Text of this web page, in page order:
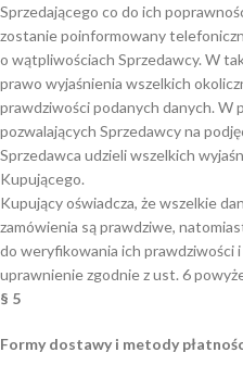
Sprzedającego co do ich
zostanie poinformowany
o wątpliwościach Sprzedawcy. W
prawo wyjaśnienia wszelkich
prawdziwości podanych danych. W
pozwalających Sprzedawcy na
Sprzedawca udzieli wszelkich
Kupującego.
Kupujący oświadcza, że wszelkie
zamówienia są prawdziwe,
do weryfikowania ich prawdziwości
uprawnienie zgodnie z ust. 6
§ 5
Formy dostawy i metody